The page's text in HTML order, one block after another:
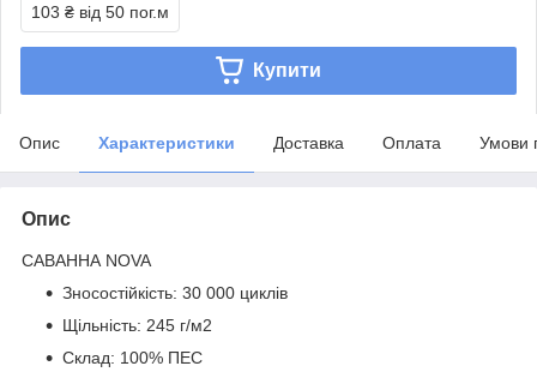
103 ₴ від 50 пог.м
Купити
Опис Характеристики Доставка Оплата Умови
Опис
САВАННА NOVA
Зносостійкість: 30 000 циклів
Щільність: 245 г/м2
Склад: 100% ПЕС